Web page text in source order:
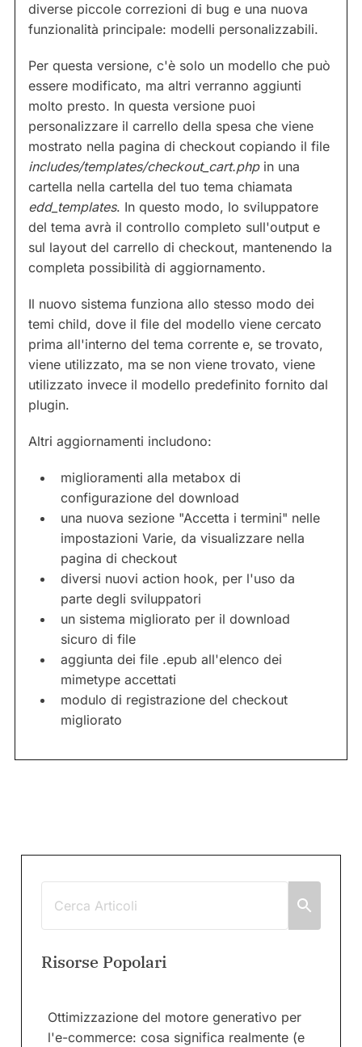
diverse piccole correzioni di bug e una nuova
funzionalità principale: modelli personalizzabili.
Per questa versione, c'è solo un modello che può
essere modificato, ma altri verranno aggiunti
molto presto. In questa versione puoi
personalizzare il carrello della spesa che viene
mostrato nella pagina di checkout copiando il file
includes/templates/checkout_cart.phpin una
cartella nella cartella del tuo tema chiamata
edd_templates. In questo modo, lo sviluppatore
del tema avrà il controllo completo sull'output e
sul layout del carrello di checkout, mantenendo la
completa possibilità di aggiornamento.
Il nuovo sistema funziona allo stesso modo dei
temi child, dove il file del modello viene cercato
prima all'interno del tema corrente e, se trovato,
viene utilizzato, ma se non viene trovato, viene
utilizzato invece il modello predefinito fornito dal
plugin.
Altri aggiornamenti includono:
miglioramenti alla metabox di
configurazione del download
una nuova sezione "Accetta i termini" nelle
impostazioni Varie, da visualizzare nella
pagina di checkout
diversi nuovi action hook, per l'uso da
parte degli sviluppatori
un sistema migliorato per il download
sicuro di file
aggiunta dei file .epub all'elenco dei
mimetype accettati
modulo di registrazione del checkout
migliorato
Risorse Popolari
Ottimizzazione del motore generativo per
l'e-commerce: cosa significa realmente (e